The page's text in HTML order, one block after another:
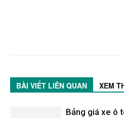
BÀI VIẾT LIÊN QUAN XEM
Bảng giá xe ô